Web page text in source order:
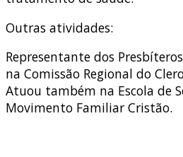
Outras atividades:
Representante dos
na Comissão Regional do
Atuou também na Escola de
Movimento Familiar Cristão.